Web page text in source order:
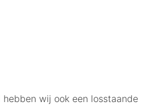
wij ook een losstaande